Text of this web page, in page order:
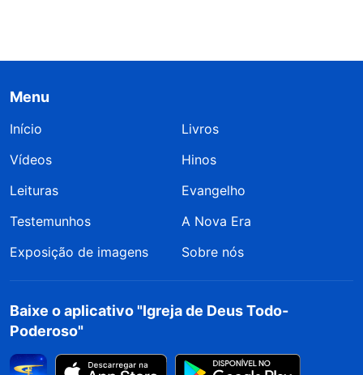
Menu
Início
Livros
Vídeos
Hinos
Leituras
Evangelho
Testemunhos
A Nova Era
Exposição de imagens
Sobre nós
Baixe o aplicativo "Igreja de Deus Todo-
Poderoso"